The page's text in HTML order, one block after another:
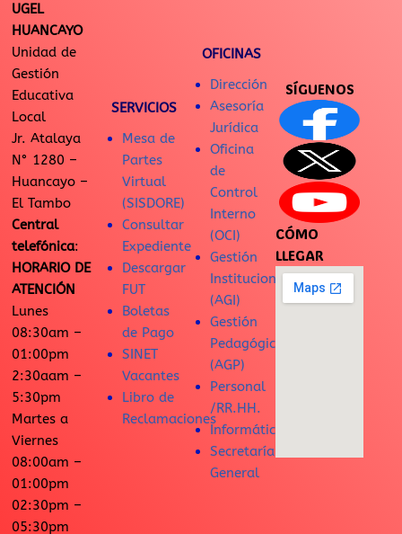
UGEL
HUANCAYO
Unidad de
Gestión
Educativa
Local
Jr. Atalaya
N° 1280 –
Huancayo –
El Tambo
Central
telefónica:
HORARIO DE
ATENCIÓN
Lunes
08:30am –
01:00pm
2:30aam –
5:30pm
Martes a
Viernes
08:00am –
01:00pm
02:30pm –
05:30pm
SERVICIOS
Mesa de
Partes
Virtual
(SISDORE)
Consultar
Expediente
Descargar
FUT
Boletas
de Pago
SINET
Vacantes
Libro de
Reclamaciones
OFICINAS
Dirección
Asesoría
Jurídica
Oficina
de
Control
Interno
(OCI)
Gestión
Institucional
(AGI)
Gestión
Pedagógica
(AGP)
Personal
/RR.HH.
Informática
Secretaría
General
SÍGUENOS
CÓMO
LLEGAR